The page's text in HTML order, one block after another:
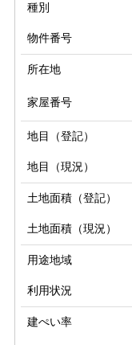
種別
物件番号
所在地
家屋番号
地目（登記）
地目（現況）
土地面積（登記）
土地面積（現況）
用途地域
利用状況
建ぺい率